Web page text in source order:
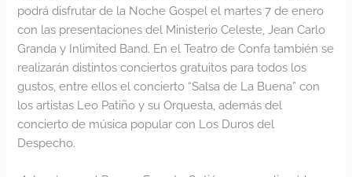
podrá disfrutar de la Noche Gospel el martes 7 de enero
con las presentaciones del Ministerio Celeste, Jean Carlo
Granda y Inlimited Band. En el Teatro de Confa también se
realizarán distintos conciertos gratuitos para todos los
gustos, entre ellos el concierto “Salsa de La Buena” con
los artistas Leo Patiño y su Orquesta, además del
concierto de música popular con Los Duros del
Despecho.